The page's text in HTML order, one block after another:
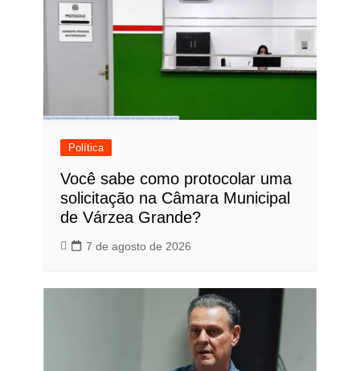
Política
Você sabe como protocolar uma
solicitação na Câmara Municipal
de Várzea Grande?
7 de agosto de 2026